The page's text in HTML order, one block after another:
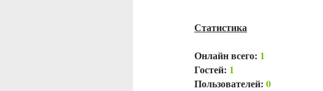
Статистика
Онлайн всего: 1
Гостей: 1
Пользователей: 0